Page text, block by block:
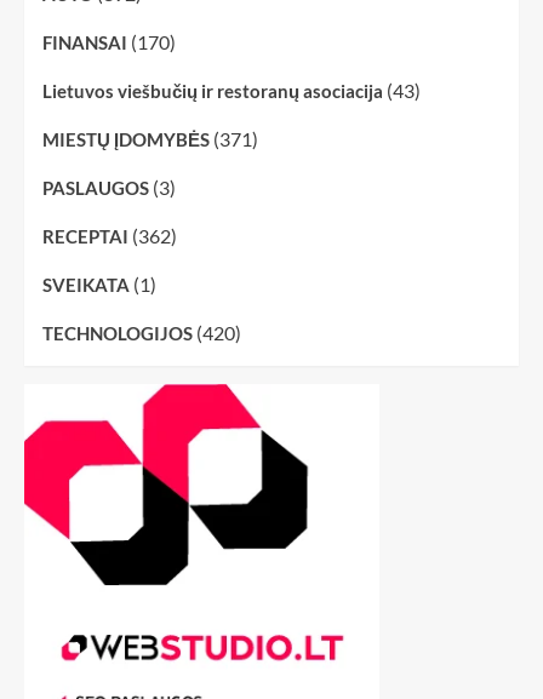
FINANSAI (170)
Lietuvos viešbučių ir restoranų asociacija (43)
MIESTŲ ĮDOMYBĖS (371)
PASLAUGOS (3)
RECEPTAI (362)
SVEIKATA (1)
TECHNOLOGIJOS (420)